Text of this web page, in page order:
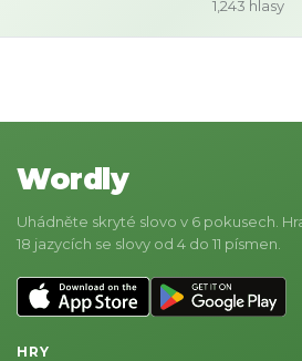
1,243 hlasy
Wordly
Uhádněte skryté slovo v 6 pokusech.
18 jazycích se slovy od 4 do 11 písmen.
HRY